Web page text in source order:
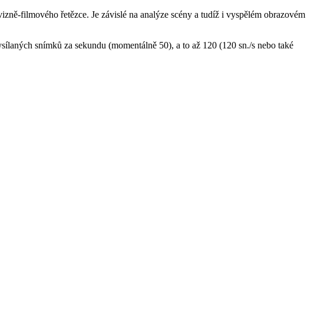
filmového řetězce. Je závislé na analýze scény a tudíž i vyspělém obrazovém
snímků za sekundu (momentálně 50), a to až 120 (120 sn./s nebo také